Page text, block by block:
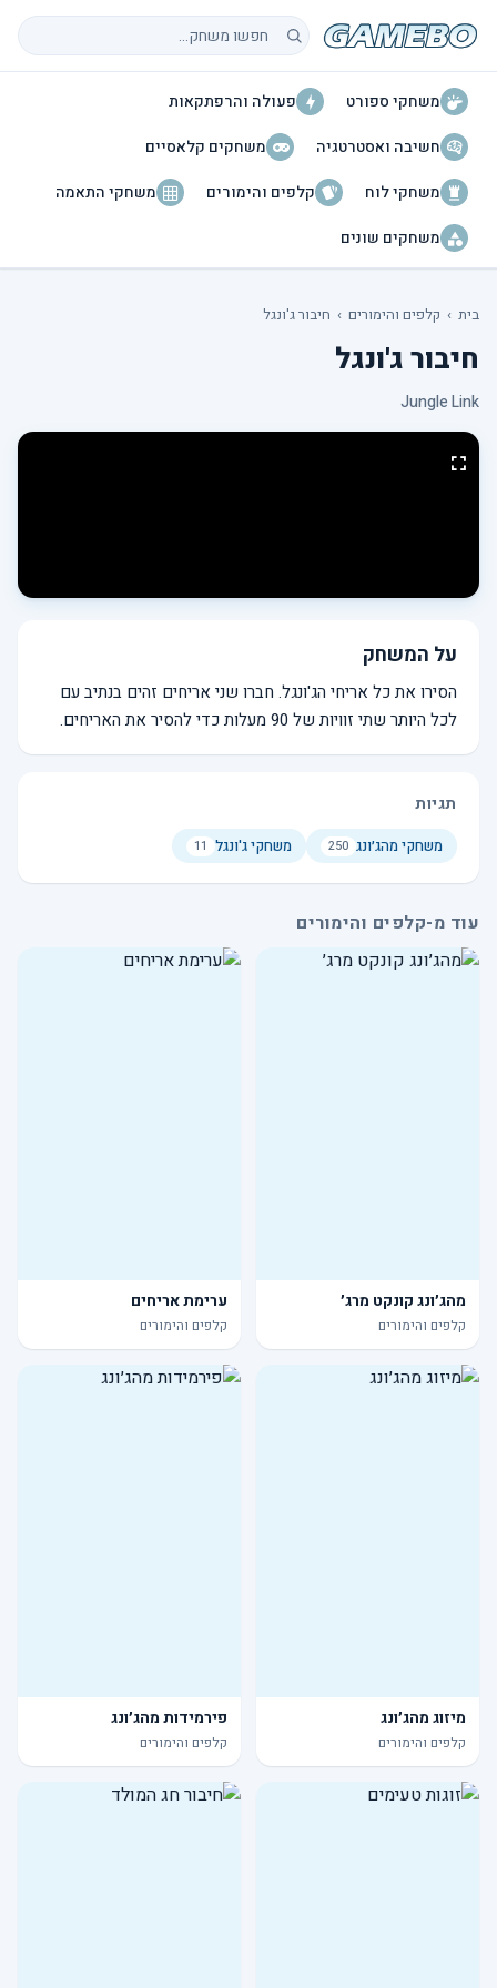
חיפוש משחקים
משחקי ספורט
פעולה והרפתקאות
חשיבה ואסטרטגיה
משחקים קלאסיים
משחקי לוח
קלפים והימורים
משחקי התאמה
משחקים שונים
בית › קלפים והימורים › חיבור ג'ונגל
חיבור ג'ונגל
Jungle Link
על המשחק
הסירו את כל אריחי הג'ונגל. חברו שני אריחים זהים בנתיב עם
לכל היותר שתי זוויות של 90 מעלות כדי להסיר את האריחים.
תגיות
משחקי מהג׳ונג 250 משחקי ג'ונגל 11
עוד מ-קלפים והימורים
מהג׳ונג קונקט מרג׳
קלפים והימורים
ערימת אריחים
קלפים והימורים
מיזוג מהג׳ונג
קלפים והימורים
פירמידות מהג׳ונג
קלפים והימורים